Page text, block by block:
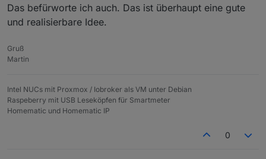
Das befürworte ich auch. Das ist überhaupt eine gute
und realisierbare Idee.
Gruß
Martin
Intel NUCs mit Proxmox / Iobroker als VM unter Debian
Raspeberry mit USB Leseköpfen für Smartmeter
Homematic und Homematic IP
0